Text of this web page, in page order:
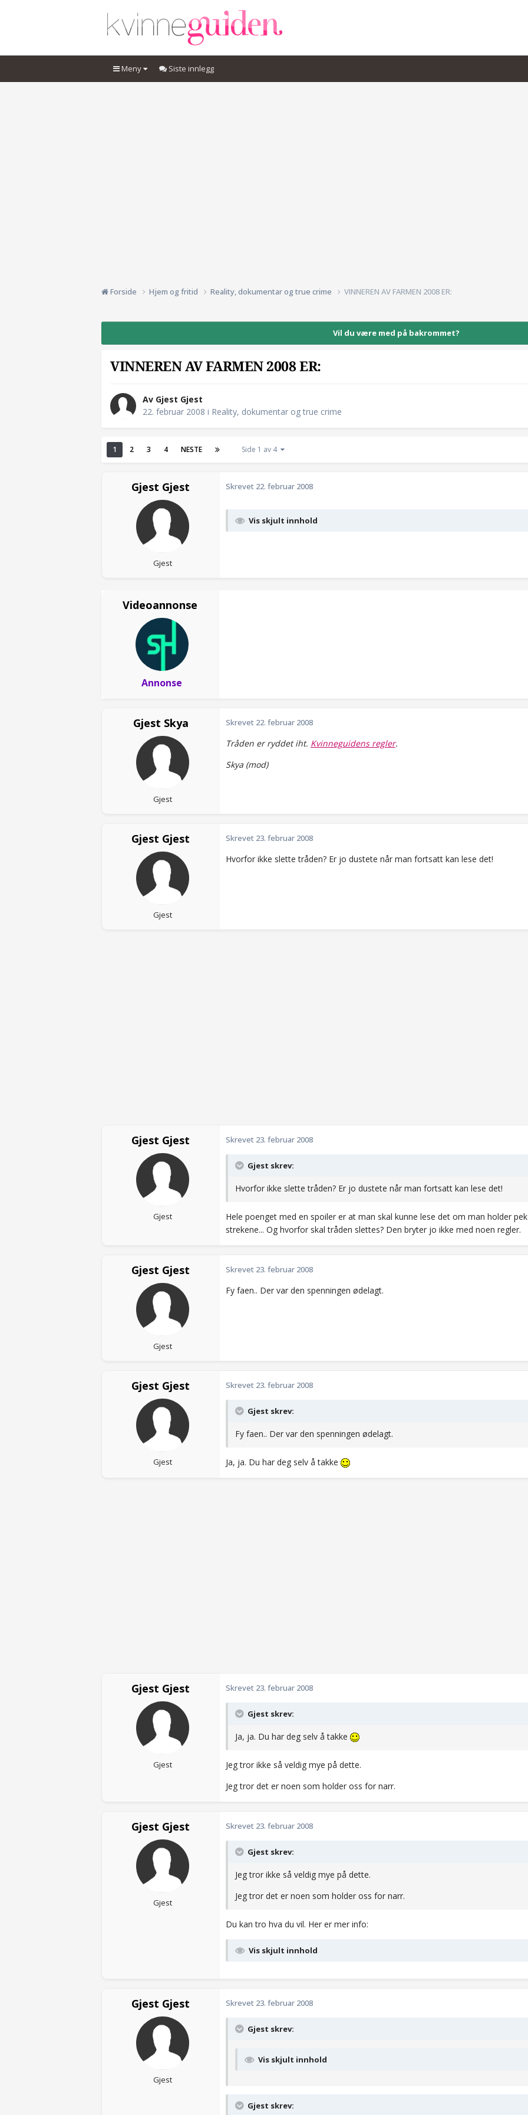
Meny Siste innlegg
Forside Hjem og fritid Reality, dokumentar og true crime VINNEREN AV FARMEN 2008 ER:
Vil du være med på bakrommet?
VINNEREN AV FARMEN 2008 ER:
Av Gjest Gjest
22. februar 2008 i Reality, dokumentar og true crime
1 2 3 4 NESTE Side 1 av 4
Gjest Gjest
Gjest
Skrevet 22. februar 2008
Vis skjult innhold
Videoannonse
Annonse
Gjest Skya
Gjest
Skrevet 22. februar 2008
Tråden er ryddet iht. Kvinneguidens regler.
Skya (mod)
Gjest Gjest
Gjest
Skrevet 23. februar 2008
Hvorfor ikke slette tråden? Er jo dustete når man fortsatt kan lese det!
Gjest Gjest
Gjest
Skrevet 23. februar 2008
Gjest skrev:
Hvorfor ikke slette tråden? Er jo dustete når man fortsatt kan lese det!
Hele poenget med en spoiler er at man skal kunne lese det om man holder
strekene... Og hvorfor skal tråden slettes? Den bryter jo ikke med noen regler.
Gjest Gjest
Gjest
Skrevet 23. februar 2008
Fy faen.. Der var den spenningen ødelagt.
Gjest Gjest
Gjest
Skrevet 23. februar 2008
Gjest skrev:
Fy faen.. Der var den spenningen ødelagt.
Ja, ja. Du har deg selv å takke
Gjest Gjest
Gjest
Skrevet 23. februar 2008
Gjest skrev:
Ja, ja. Du har deg selv å takke
Jeg tror ikke så veldig mye på dette.
Jeg tror det er noen som holder oss for narr.
Gjest Gjest
Gjest
Skrevet 23. februar 2008
Gjest skrev:
Jeg tror ikke så veldig mye på dette.
Jeg tror det er noen som holder oss for narr.
Du kan tro hva du vil. Her er mer info:
Vis skjult innhold
Gjest Gjest
Gjest
Skrevet 23. februar 2008
Gjest skrev:
Vis skjult innhold
Gjest skrev: